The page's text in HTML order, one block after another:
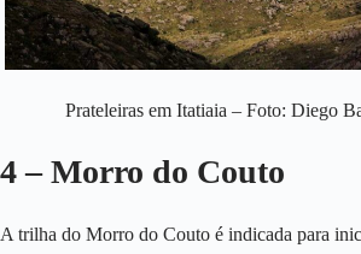
Prateleiras em Itatiaia – Foto: Diego
4 – Morro do Couto
A trilha do Morro do Couto é indicada para